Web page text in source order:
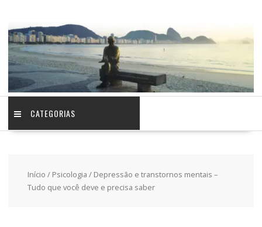
CATEGORIAS
Início / Psicologia / Depressão e transtornos mentais –
Tudo que você deve e precisa saber